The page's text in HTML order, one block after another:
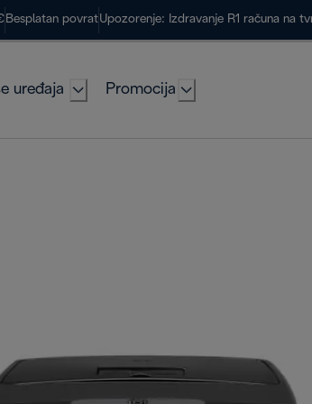
Besplatan povratUpozorenje: Izdravanje R1 računa na
uređaja Promocija